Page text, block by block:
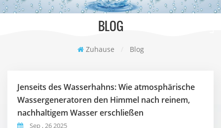
BLOG
Zuhause / Blog
Jenseits des Wasserhahns: Wie atmosphärische
Wassergeneratoren den Himmel nach reinem,
nachhaltigem Wasser erschließen
Sep , 26 2025